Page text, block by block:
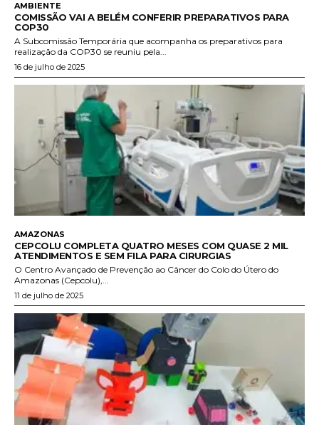
AMBIENTE
COMISSÃO VAI A BELÉM CONFERIR PREPARATIVOS PARA
COP30
A Subcomissão Temporária que acompanha os preparativos para
realização da COP30 se reuniu pela...
16 de julho de 2025
AMAZONAS
CEPCOLU COMPLETA QUATRO MESES COM QUASE 2 MIL
ATENDIMENTOS E SEM FILA PARA CIRURGIAS
O Centro Avançado de Prevenção ao Câncer do Colo do Útero do
Amazonas (Cepcolu),...
11 de julho de 2025